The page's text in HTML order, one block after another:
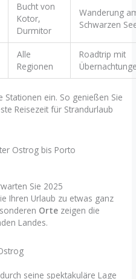
Bucht von
Kotor,
Durmitor
Wanderung
Schwarzen
Alle
Regionen
Roadtrip mit
Stationen ein. So genießen Sie
Reisezeit für Strandurlaub
Ostrog bis Porto
Sie 2025
Ihren Urlaub zu etwas ganz
Orte zeigen die
Landes.
seine spektakuläre Lage